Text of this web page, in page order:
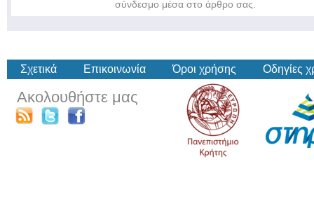
σύνδεσμο μέσα στο άρθρο σας.
Σχετικά Επικοινωνία Όροι χρήσης Οδηγίες
Ακολουθήστε μας